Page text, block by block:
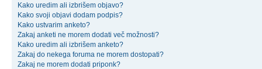
Kako uredim ali izbrišem objavo?
Kako svoji objavi dodam podpis?
Kako ustvarim anketo?
Zakaj anketi ne morem dodati več možnosti?
Kako uredim ali izbrišem anketo?
Zakaj do nekega foruma ne morem dostopati?
Zakaj ne morem dodati priponk?